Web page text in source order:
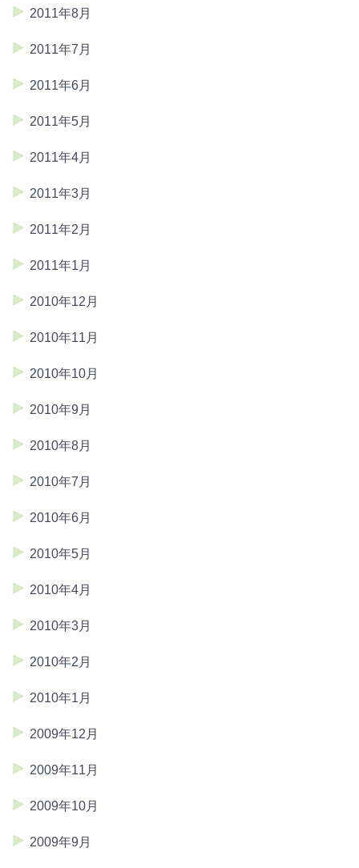
2011年8月
2011年7月
2011年6月
2011年5月
2011年4月
2011年3月
2011年2月
2011年1月
2010年12月
2010年11月
2010年10月
2010年9月
2010年8月
2010年7月
2010年6月
2010年5月
2010年4月
2010年3月
2010年2月
2010年1月
2009年12月
2009年11月
2009年10月
2009年9月